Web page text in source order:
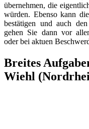
übernehmen, die
würden. Ebenso kann
bestätigen und auch den
gehen Sie dann vor
oder bei aktuen
Breites
Wiehl